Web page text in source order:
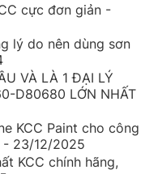
cực đơn giản -
lý do nên dùng sơn
VÀ LÀ 1 ĐẠI LÝ
D80680 LỚN NHẤT
KCC Paint cho công
- 23/12/2025
KCC chính hãng,